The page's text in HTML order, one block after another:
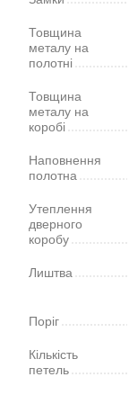
Товщина
металу на
полотні
Товщина
металу на
коробі
Наповнення
полотна
Утеплення
дверного
коробу
Лиштва
Поріг
Кількість
петель